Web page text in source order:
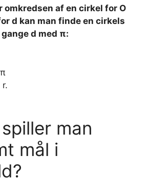
omkredsen af en cirkel for O
d kan man finde en cirkels
d med π:
r.
man
mål i